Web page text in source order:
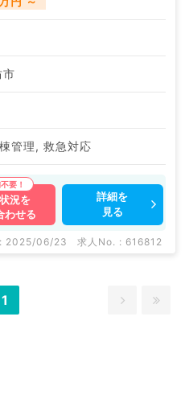
市
管理, 救急対応
況を
わせる
詳細を
見る
: 2025/06/23 求人No. : 616812
1